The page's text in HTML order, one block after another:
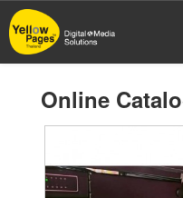
Skip
to
main
Online